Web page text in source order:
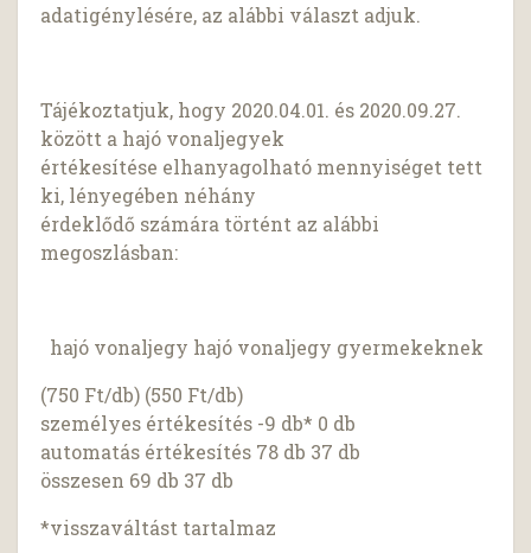
adatigénylésére, az alábbi választ adjuk.
Tájékoztatjuk, hogy 2020.04.01. és 2020.09.27.
között a hajó vonaljegyek
értékesítése elhanyagolható mennyiséget tett
ki, lényegében néhány
érdeklődő számára történt az alábbi
megoszlásban:
hajó vonaljegy hajó vonaljegy gyermekeknek
(750 Ft/db) (550 Ft/db)
személyes értékesítés -9 db* 0 db
automatás értékesítés 78 db 37 db
összesen 69 db 37 db
*visszaváltást tartalmaz